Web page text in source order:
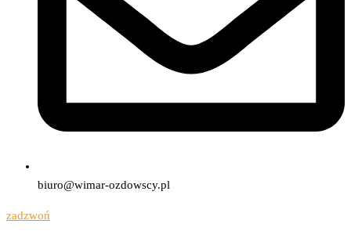
biuro@wimar-ozdowscy.pl
zadzwoń